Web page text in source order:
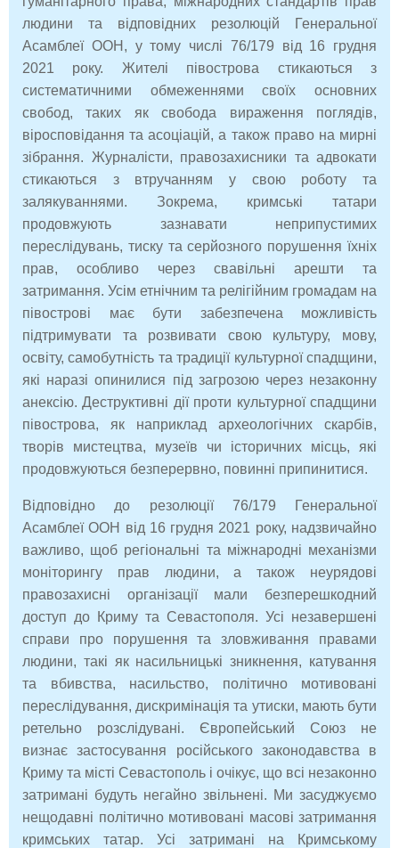
людини та відповідних резолюцій Генеральної
Асамблеї ООН, у тому числі 76/179 від 16 грудня
2021 року. Жителі півострова стикаються з
систематичними обмеженнями своїх основних
свобод, таких як свобода вираження поглядів,
віросповідання та асоціацій, а також право на мирні
зібрання. Журналісти, правозахисники та адвокати
стикаються з втручанням у свою роботу та
залякуваннями. Зокрема, кримські татари
продовжують зазнавати неприпустимих
переслідувань, тиску та серйозного порушення їхніх
прав, особливо через свавільні арешти та
затримання. Усім етнічним та релігійним громадам на
півострові має бути забезпечена можливість
підтримувати та розвивати свою культуру, мову,
освіту, самобутність та традиції культурної спадщини,
які наразі опинилися під загрозою через незаконну
анексію. Деструктивні дії проти культурної спадщини
півострова, як наприклад археологічних скарбів,
творів мистецтва, музеїв чи історичних місць, які
продовжуються безперервно, повинні припинитися.
Відповідно до резолюції 76/179 Генеральної
Асамблеї ООН від 16 грудня 2021 року, надзвичайно
важливо, щоб регіональні та міжнародні механізми
моніторингу прав людини, а також неурядові
правозахисні організації мали безперешкодний
доступ до Криму та Севастополя. Усі незавершені
справи про порушення та зловживання правами
людини, такі як насильницькі зникнення, катування
та вбивства, насильство, політично мотивовані
переслідування, дискримінація та утиски, мають бути
ретельно розслідувані. Європейський Союз не
визнає застосування російського законодавства в
Криму та місті Севастополь і очікує, що всі незаконно
затримані будуть негайно звільнені. Ми засуджуємо
нещодавні політично мотивовані масові затримання
кримських татар. Усі затримані на Кримському